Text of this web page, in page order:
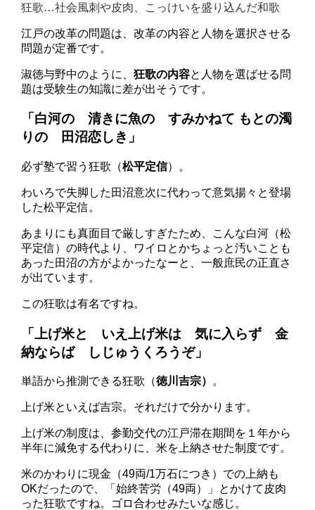
狂歌…社会風刺や皮肉、こっけいを盛り込んだ和歌
江戸の改革の問題は、改革の内容と人物を選択させる
問題が定番です。
淑徳与野中のように、狂歌の内容と人物を選ばせる問
題は受験生の知識に差が出そうです。
「白河の 清きに魚の すみかねて もとの濁
りの 田沼恋しき」
必ず塾で習う狂歌（松平定信）。
わいろで失脚した田沼意次に代わって意気揚々と登場
した松平定信。
あまりにも真面目で厳しすぎたため、こんな白河（松
平定信）の時代より、ワイロとかちょっと汚いことも
あった田沼の方がよかったなーと、一般庶民の正直さ
が出ています。
この狂歌は有名ですね。
「上げ米と いえ上げ米は 気に入らず 金
納ならば しじゅうくろうぞ」
単語から推測できる狂歌（徳川吉宗） 。
上げ米といえば吉宗。それだけで分かります。
上げ米の制度は、参勤交代の江戸滞在期間を１年から
半年に減免する代わりに、米を上納させた制度です。
米のかわりに現金（49両/1万石につき）での上納も
OKだったので、「始終苦労（49両）」とかけて皮肉
った狂歌ですね。ゴロ合わせみたいな感じ。